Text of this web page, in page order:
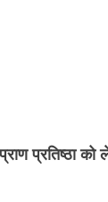
प्रतिष्ठा